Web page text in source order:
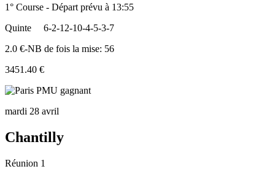
1° Course - Départ prévu à 13:55
Quinte
6-2-12-10-4-5-3-7
2.0 €-NB de fois la mise: 56
3451.40 €
mardi 28 avril
Chantilly
Réunion 1